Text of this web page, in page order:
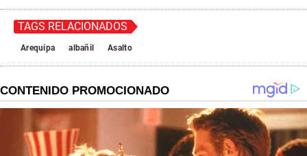
TAGS RELACIONADOS
Arequipa albañil Asalto